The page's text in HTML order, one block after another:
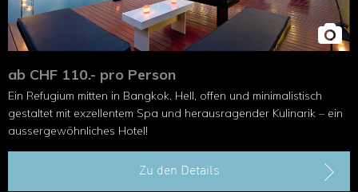
ab CHF 110.- pro Person
Ein Refugium mitten in Bangkok. Hell, offen und minimalistisch
gestaltet mit exzellentem Spa und herausragender Kulinarik – ein
aussergewöhnliches Hotel!
Zu den Details